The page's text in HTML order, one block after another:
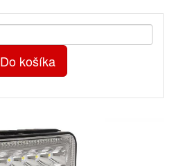
Do košíka